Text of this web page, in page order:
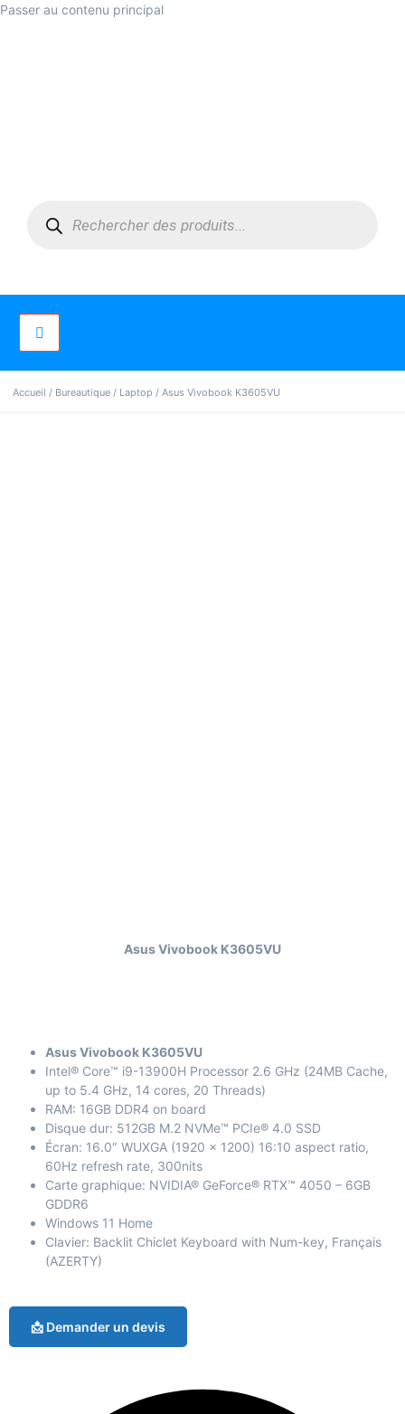
Passer au contenu principal
Accueil / Bureautique / Laptop / Asus Vivobook K3605VU
Asus Vivobook K3605VU
Asus Vivobook K3605VU
Intel® Core™ i9-13900H Processor 2.6 GHz (24MB Cache,
up to 5.4 GHz, 14 cores, 20 Threads)
RAM: 16GB DDR4 on board
Disque dur: 512GB M.2 NVMe™ PCIe® 4.0 SSD
Écran: 16.0″ WUXGA (1920 x 1200) 16:10 aspect ratio,
60Hz refresh rate, 300nits
Carte graphique: NVIDIA® GeForce® RTX™ 4050 – 6GB
GDDR6
Windows 11 Home
Clavier: Backlit Chiclet Keyboard with Num-key, Français
(AZERTY)
📩 Demander un devis